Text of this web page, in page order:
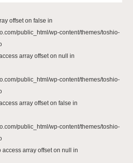
offset on false in
public_html/wp-content/themes/toshio-
array offset on null in
public_html/wp-content/themes/toshio-
array offset on false in
public_html/wp-content/themes/toshio-
access array offset on null in